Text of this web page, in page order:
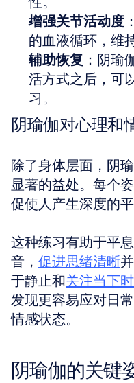
增强关节活动度
的血液循环，维
辅助恢复 ：阴瑜
活方式之后，可
习。
阴瑜伽对心理和
除了身体层面，阴
显著的益处。每个
促使人产生深度的
这种练习有助于平
音， 促进思绪清晰并
于静止和关注当下
发现更容易应对日
情感状态。
阴瑜伽的关键